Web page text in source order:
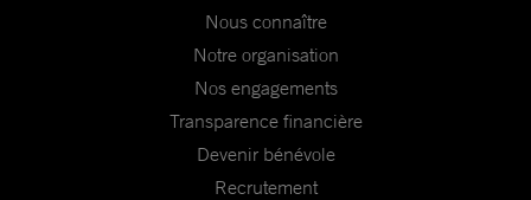
Nous connaître
Notre organisation
Nos engagements
Transparence financière
Devenir bénévole
Recrutement